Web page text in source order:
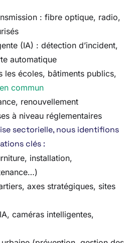
: fibre optique, radio,
(IA) : détection d’incident,
automatique
les écoles, bâtiments publics,
commun
renouvellement
à niveau réglementaires
sectorielle, nous identifions
clés :
installation,
axes stratégiques, sites
caméras intelligentes,